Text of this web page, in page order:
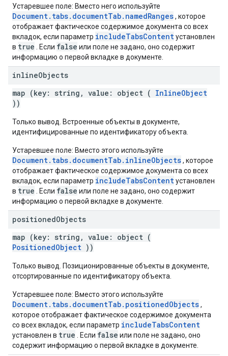
Устаревшее поле: Вместо него используйте
Document.tabs.documentTab.namedRanges, которое
отображает фактическое содержимое документа со всех
вкладок, если параметр includeTabsContentустановлен
в true . Если false или поле не задано, оно содержит
информацию о первой вкладке в документе.
inlineObjects
map (key: string, value: object ( InlineObject
))
Только вывод. Встроенные объекты в документе,
идентифицированные по идентификатору объекта.
Устаревшее поле: Вместо этого используйте
Document.tabs.documentTab.inlineObjects, которое
отображает фактическое содержимое документа со всех
вкладок, если параметр includeTabsContentустановлен
в true . Если false или поле не задано, оно содержит
информацию о первой вкладке в документе.
positionedObjects
map (key: string, value: object (
PositionedObject ))
Только вывод. Позиционированные объекты в документе,
отсортированные по идентификатору объекта.
Устаревшее поле: Вместо этого используйте
Document.tabs.documentTab.positionedObjects,
которое отображает фактическое содержимое документа
со всех вкладок, если параметр includeTabsContent
установлен в true . Если false или поле не задано, оно
содержит информацию о первой вкладке в документе.